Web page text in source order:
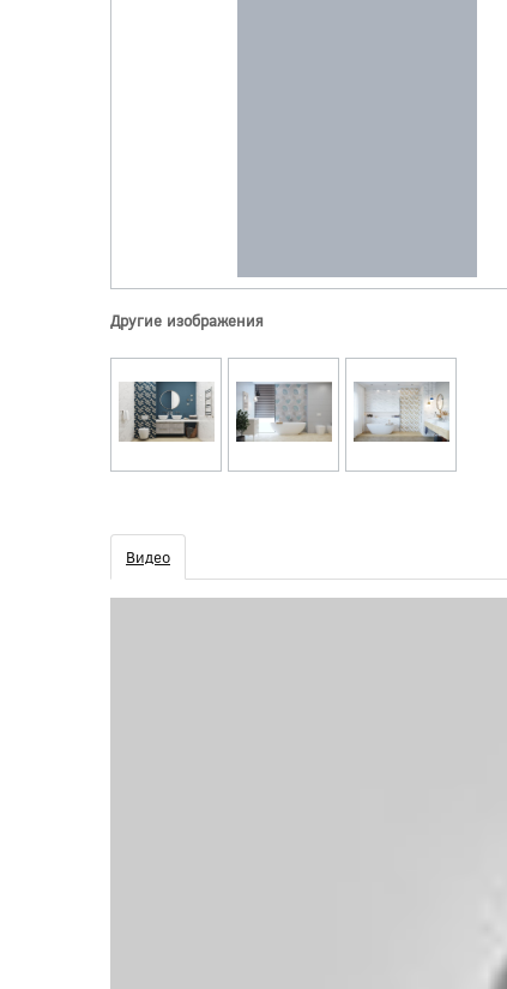
Другие изображения
Видео